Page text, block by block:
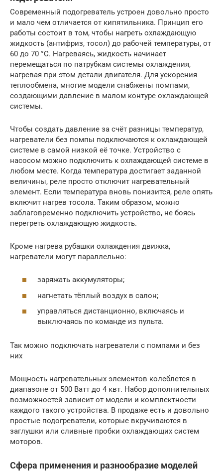
Современный подогреватель устроен довольно просто
и мало чем отличается от кипятильника. Принцип его
работы состоит в том, чтобы нагреть охлаждающую
жидкость (антифриз, тосол) до рабочей температуры, от
60 до 70 °C. Нагреваясь, жидкость начинает
перемещаться по патрубкам системы охлаждения,
нагревая при этом детали двигателя. Для ускорения
теплообмена, многие модели снабжены помпами,
создающими давление в малом контуре охлаждающей
системы.
Чтобы создать давление за счёт разницы температур,
нагреватели без помпы подключаются к охлаждающей
системе в самой низкой её точке. Устройство с
насосом можно подключить к охлаждающей системе в
любом месте. Когда температура достигает заданной
величины, реле просто отключит нагревательный
элемент. Если температура вновь понизится, реле опять
включит нагрев тосола. Таким образом, можно
заблаговременно подключить устройство, не боясь
перегреть охлаждающую жидкость.
Кроме нагрева рубашки охлаждения движка,
нагреватели могут параллельно:
заряжать аккумуляторы;
нагнетать тёплый воздух в салон;
управляться дистанционно, включаясь и
выключаясь по команде из пульта.
Так можно подключать нагреватели с помпами и без
них
Мощность нагревательных элементов колеблется в
диапазоне от 500 Ватт до 4 квт. Набор дополнительных
возможностей зависит от модели и комплектности
каждого такого устройства. В продаже есть и довольно
простые подогреватели, которые вкручиваются в
заглушки или сливные пробки охлаждающих систем
моторов.
Сфера применения и разнообразие моделей